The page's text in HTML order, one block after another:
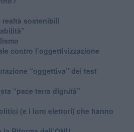
realtà sostenibili
contro l’oggettivizzazione
“oggettiva” dei test
“pace terra dignità”
(e i loro elettori) che hanno